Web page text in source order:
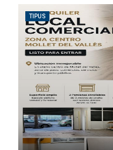
TIPUS